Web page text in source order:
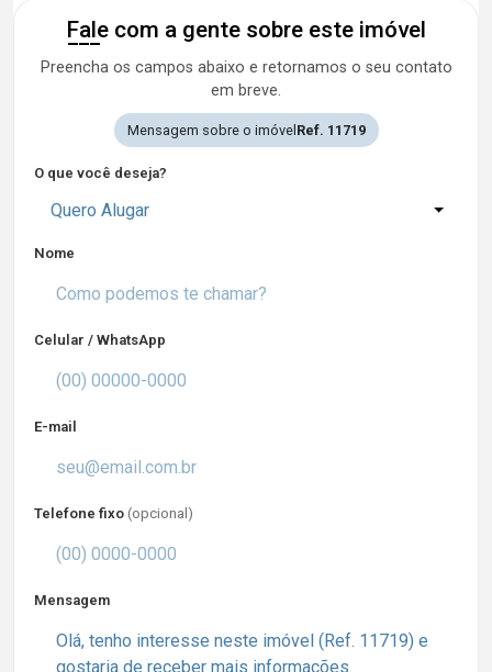
Fale com a gente sobre este imóvel
Preencha os campos abaixo e retornamos o seu contato
em breve.
Mensagem sobre o imóvel Ref. 11719
O que você deseja?
Quero Alugar
Nome
Celular / WhatsApp
E-mail
Telefone fixo (opcional)
Mensagem